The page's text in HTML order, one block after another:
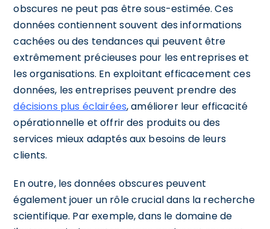
obscures ne peut pas être sous-estimée. Ces
données contiennent souvent des informations
cachées ou des tendances qui peuvent être
extrêmement précieuses pour les entreprises et
les organisations. En exploitant efficacement ces
données, les entreprises peuvent prendre des
décisions plus éclairées, améliorer leur efficacité
opérationnelle et offrir des produits ou des
services mieux adaptés aux besoins de leurs
clients.
En outre, les données obscures peuvent
également jouer un rôle crucial dans la recherche
scientifique. Par exemple, dans le domaine de